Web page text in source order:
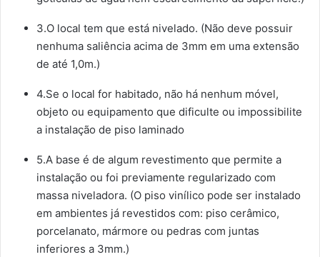
3.O local tem que está nivelado. (Não deve possuir
nenhuma saliência acima de 3mm em uma extensão
de até 1,0m.)
4.Se o local for habitado, não há nenhum móvel,
objeto ou equipamento que dificulte ou impossibilite
a instalação de piso laminado
5.A base é de algum revestimento que permite a
instalação ou foi previamente regularizado com
massa niveladora. (O piso vinílico pode ser instalado
em ambientes já revestidos com: piso cerâmico,
porcelanato, mármore ou pedras com juntas
inferiores a 3mm.)